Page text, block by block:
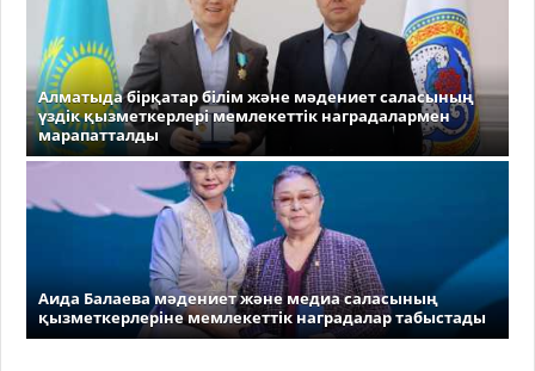
Алматыда бірқатар білім және мәдениет саласының
үздік қызметкерлері мемлекеттік наградалармен
марапатталды
Аида Балаева мәдениет және медиа саласының
қызметкерлеріне мемлекеттік наградалар табыстады